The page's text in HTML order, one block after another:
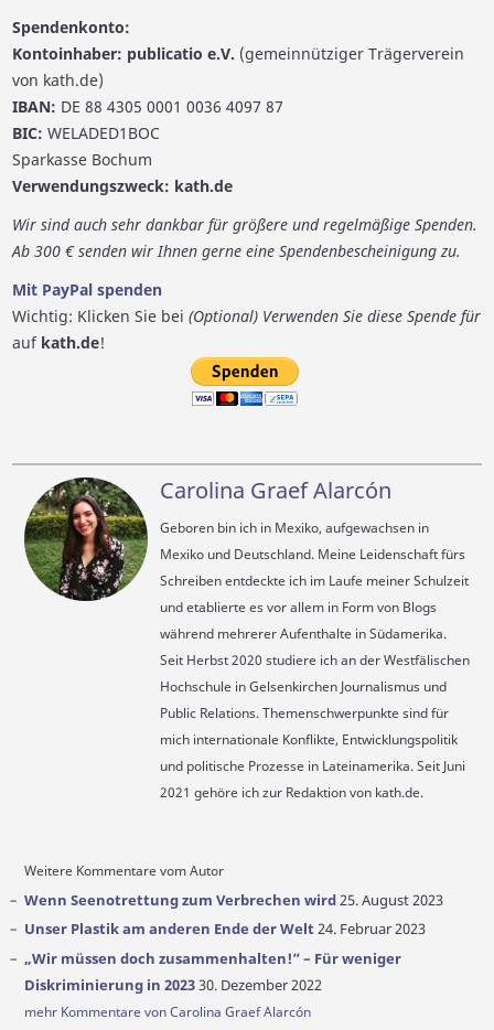
Spendenkonto:
Kontoinhaber: publicatio e.V. (gemeinnütziger Trägerverein
von kath.de)
IBAN: DE 88 4305 0001 0036 4097 87
BIC: WELADED1BOC
Sparkasse Bochum
Verwendungszweck: kath.de
Wir sind auch sehr dankbar für größere und regelmäßige Spenden.
Ab 300 € senden wir Ihnen gerne eine Spendenbescheinigung zu.
Mit PayPal spenden
Wichtig: Klicken Sie bei (Optional) Verwenden Sie diese Spende für
auf kath.de!
Carolina Graef Alarcón
Geboren bin ich in Mexiko, aufgewachsen in
Mexiko und Deutschland. Meine Leidenschaft fürs
Schreiben entdeckte ich im Laufe meiner Schulzeit
und etablierte es vor allem in Form von Blogs
während mehrerer Aufenthalte in Südamerika.
Seit Herbst 2020 studiere ich an der Westfälischen
Hochschule in Gelsenkirchen Journalismus und
Public Relations. Themenschwerpunkte sind für
mich internationale Konflikte, Entwicklungspolitik
und politische Prozesse in Lateinamerika. Seit Juni
2021 gehöre ich zur Redaktion von kath.de.
Weitere Kommentare vom Autor
Wenn Seenotrettung zum Verbrechen wird25. August 2023
Unser Plastik am anderen Ende der Welt24. Februar 2023
„Wir müssen doch zusammenhalten!“ – Für weniger
Diskriminierung in 202330. Dezember 2022
mehr Kommentare von Carolina Graef Alarcón